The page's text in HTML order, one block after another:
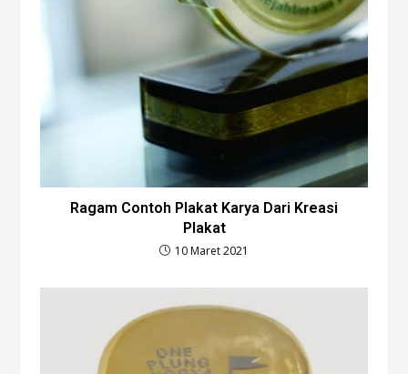
Ragam Contoh Plakat Karya Dari Kreasi
Plakat
10 Maret 2021